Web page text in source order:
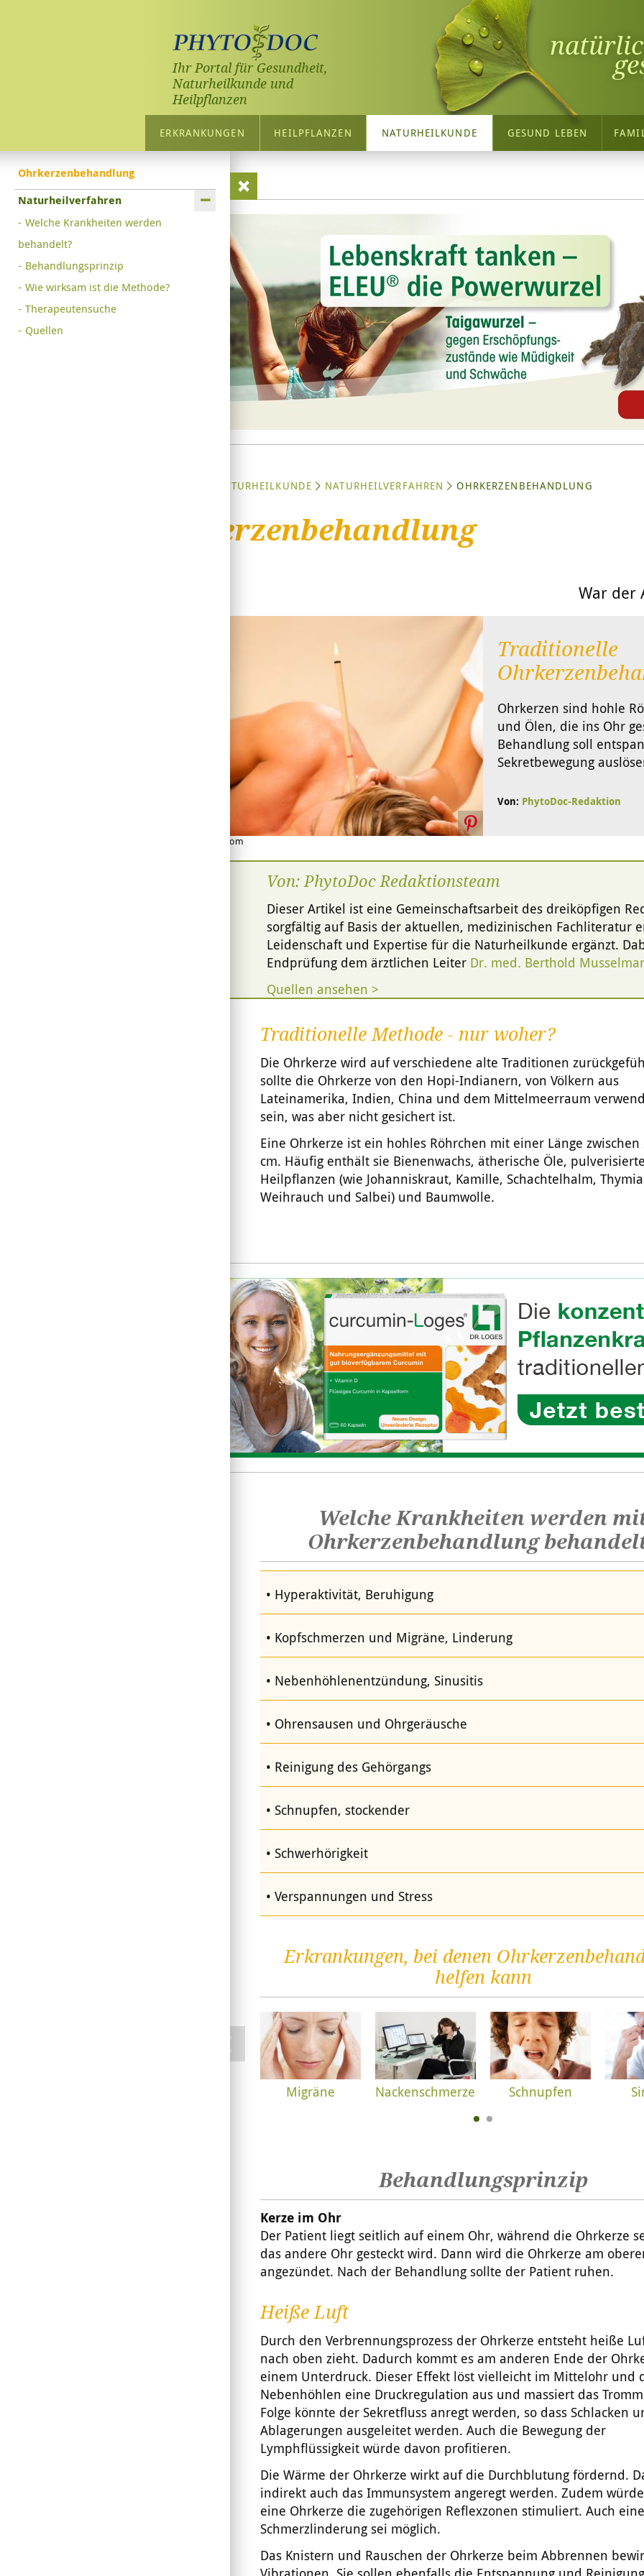
Ihr Portal für Gesundheit,
Naturheilkunde und
Heilpflanzen
ERKRANKUNGEN HEILPFLANZEN NATURHEILKUNDE GESUND LEBEN
NATURHEILKUNDE NATURHEILVERFAHREN OHRKERZENBEHANDLUNG
Ohrkerzenbehandlung
War der
© Kzenon - Fotolia.com
Traditionelle
Ohrkerzen sind hohle
und Ölen, die ins Ohr
Behandlung soll
Sekretbewegung
Von: PhytoDoc-Redaktion
Von: PhytoDoc Redaktionsteam
Dieser Artikel ist eine Gemeinschaftsarbeit des dreiköpfigen
sorgfältig auf Basis der aktuellen, medizinischen Fachliteratur
Leidenschaft und Expertise für die Naturheilkunde ergänzt.
Endprüfung dem ärztlichen Leiter Dr. med. Berthold
Quellen ansehen >
Ohrkerzenbehandlung
Naturheilverfahren
Welche Krankheiten werden
behandelt?
Behandlungsprinzip
Wie wirksam ist die Methode?
Therapeutensuche
Quellen
Traditionelle Methode - nur woher?
Die Ohrkerze wird auf verschiedene alte Traditionen
sollte die Ohrkerze von den Hopi-Indianern, von Völkern aus
Lateinamerika, Indien, China und dem Mittelmeerraum
sein, was aber nicht gesichert ist.
Eine Ohrkerze ist ein hohles Röhrchen mit einer Länge
cm. Häufig enthält sie Bienenwachs, ätherische Öle,
Heilpflanzen (wie Johanniskraut, Kamille, Schachtelhalm,
Weihrauch und Salbei) und Baumwolle.
Welche Krankheiten werden
Ohrkerzenbehandlung
Hyperaktivität, Beruhigung
Kopfschmerzen und Migräne, Linderung
Nebenhöhlenentzündung, Sinusitis
Ohrensausen und Ohrgeräusche
Reinigung des Gehörgangs
Schnupfen, stockender
Schwerhörigkeit
Verspannungen und Stress
Erkrankungen, bei denen
helfen kann
Migräne Nackenschmerzen Schnupfen
Behandlungsprinzip
Kerze im Ohr
Der Patient liegt seitlich auf einem Ohr, während die Ohrkerze
das andere Ohr gesteckt wird. Dann wird die Ohrkerze am
angezündet. Nach der Behandlung sollte der Patient ruhen.
Heiße Luft
Durch den Verbrennungsprozess der Ohrkerze entsteht heiße
nach oben zieht. Dadurch kommt es am anderen Ende der
einem Unterdruck. Dieser Effekt löst vielleicht im Mittelohr und
Nebenhöhlen eine Druckregulation aus und massiert das
Folge könnte der Sekretfluss anregt werden, so dass Schlacken
Ablagerungen ausgeleitet werden. Auch die Bewegung der
Lymphflüssigkeit würde davon profitieren.
Die Wärme der Ohrkerze wirkt auf die Durchblutung fördernd.
indirekt auch das Immunsystem angeregt werden. Zudem
eine Ohrkerze die zugehörigen Reflexzonen stimuliert. Auch eine
Schmerzlinderung sei möglich.
Das Knistern und Rauschen der Ohrkerze beim Abbrennen